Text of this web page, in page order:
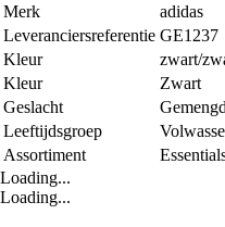
Merk
adidas
Leveranciersreferentie GE1237
Kleur
zwart/
Kleur
Zwart
Geslacht
Gemengd
Leeftijdsgroep
Assortiment
Loading...
Loading...